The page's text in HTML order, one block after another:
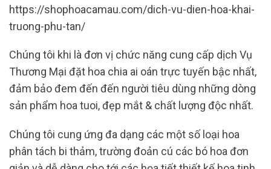
https://shophoacamau.com/dich-vu-dien-hoa-khai-
truong-phu-tan/
Chúng tôi khi là đơn vị chức năng cung cấp dịch Vụ
Thương Mại đặt hoa chia ai oán trực tuyến bậc nhất,
đảm bảo đem đến đến người tiêu dùng những dòng
sản phẩm hoa tuoi, đẹp mắt & chất lượng độc nhất.
Chúng tôi cung ứng đa dạng các một số loại hoa
phân tách bi thảm, trường đoản cú các bó hoa đơn